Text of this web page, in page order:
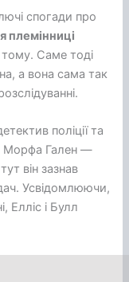
спогади про
племінниці
Саме тоді
а вона сама так
поліції та
Морфа Гален —
він зазнав
Усвідомлюючи,
Елліс і Булл